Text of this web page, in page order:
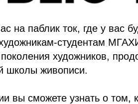
на паблик ток, где у вас
студентам
художников,
школы живописи.
вы сможете узнать о том,